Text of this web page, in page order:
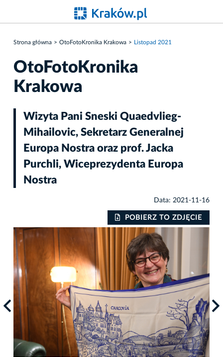
Strona główna OtoFotoKronika Krakowa Listopad 2021
OtoFotoKronika
Krakowa
Wizyta Pani Sneski Quaedvlieg-
Mihailovic, Sekretarz Generalnej
Europa Nostra oraz prof. Jacka
Purchli, Wiceprezydenta Europa
Nostra
Data: 2021-11-16
POBIERZ TO ZDJĘCIE